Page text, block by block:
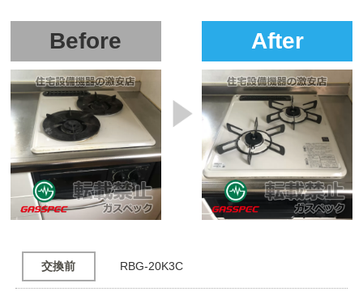
Before After
交換前 RBG-20K3C